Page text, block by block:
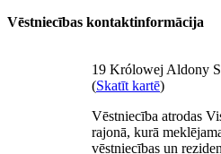
Vēstniecības kontaktinformācija
19 Królowej Aldony
(Skatīt kartē)
Vēstniecība atrodas
rajonā, kurā
vēstniecības un